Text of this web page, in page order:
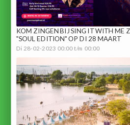
KOM ZINGEN BIJ SING IT WITH ME
"SOUL EDITION" OP DI 28 MAART
Di 28-02-2023 00:00 t/m 00:00